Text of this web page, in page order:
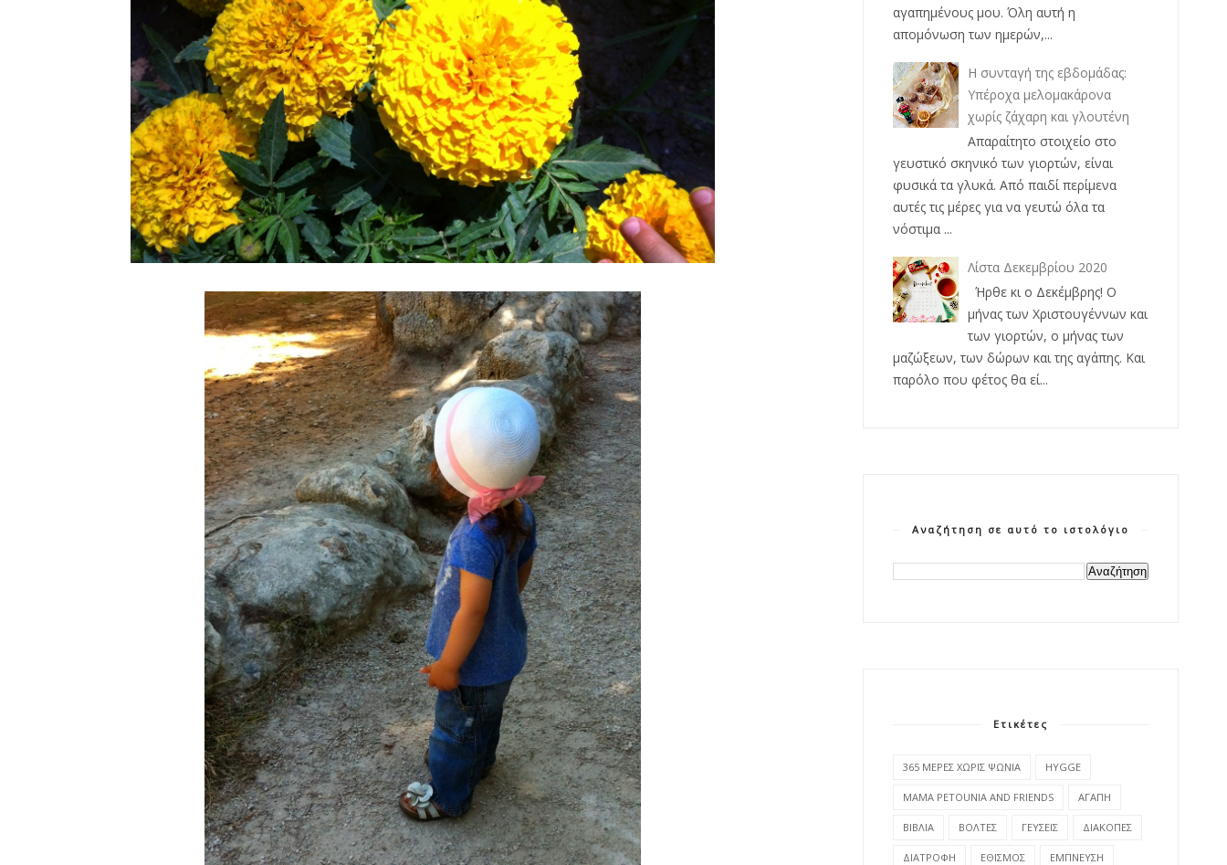
αγαπημένους μου. Όλη αυτή η
απομόνωση των ημερών,...
Η συνταγή της εβδομάδας:
Υπέροχα μελομακάρονα
χωρίς ζάχαρη και γλουτένη
Απαραίτητο στοιχείο στο
γευστικό σκηνικό των γιορτών, είναι
φυσικά τα γλυκά. Από παιδί περίμενα
αυτές τις μέρες για να γευτώ όλα τα
νόστιμα ...
Λίστα Δεκεμβρίου 2020
Ήρθε κι ο Δεκέμβρης! Ο
μήνας των Χριστουγέννων και
των γιορτών, ο μήνας των
μαζώξεων, των δώρων και της αγάπης. Και
παρόλο που φέτος θα εί...
Αναζήτηση σε αυτό το ιστολόγιο
Ετικέτες
365 ΜΕΡΕΣ ΧΩΡΙΣ ΨΩΝΙΑ HYGGE
MAMA PETOUNIA AND FRIENDS ΑΓΑΠΗ
ΒΙΒΛΙΑ ΒΟΛΤΕΣ ΓΕΥΣΕΙΣ ΔΙΑΚΟΠΕΣ
ΔΙΑΤΡΟΦΗ ΕΘΙΣΜΟΣ ΕΜΠΝΕΥΣΗ